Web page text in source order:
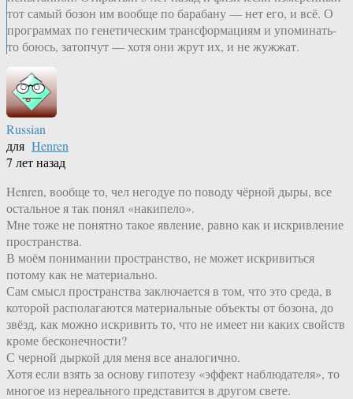
тот самый бозон им вообще по барабану — нет его, и всё. О
программах по генетическим трансформациям и упоминать-
то боюсь, затопчут — хотя они жрут их, и не жужжат.
Russian
для Henren
7 лет назад
Henren, вообще то, чел негодуе по поводу чёрной дыры, все
остальное я так понял «накипело».
Мне тоже не понятно такое явление, равно как и искривление
пространства.
В моём понимании пространство, не может искривиться
потому как не материально.
Сам смысл пространства заключается в том, что это среда, в
которой располагаются материальные объекты от бозона, до
звёзд, как можно искривить то, что не имеет ни каких свойств
кроме бесконечности?
С черной дыркой для меня все аналогично.
Хотя если взять за основу гипотезу «эффект наблюдателя», то
многое из нереального представится в другом свете.